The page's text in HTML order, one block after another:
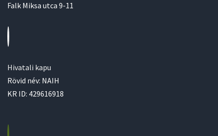
Falk Miksa utca 9-11
Hivatali kapu
Rövid név: NAIH
KR ID: 429616918